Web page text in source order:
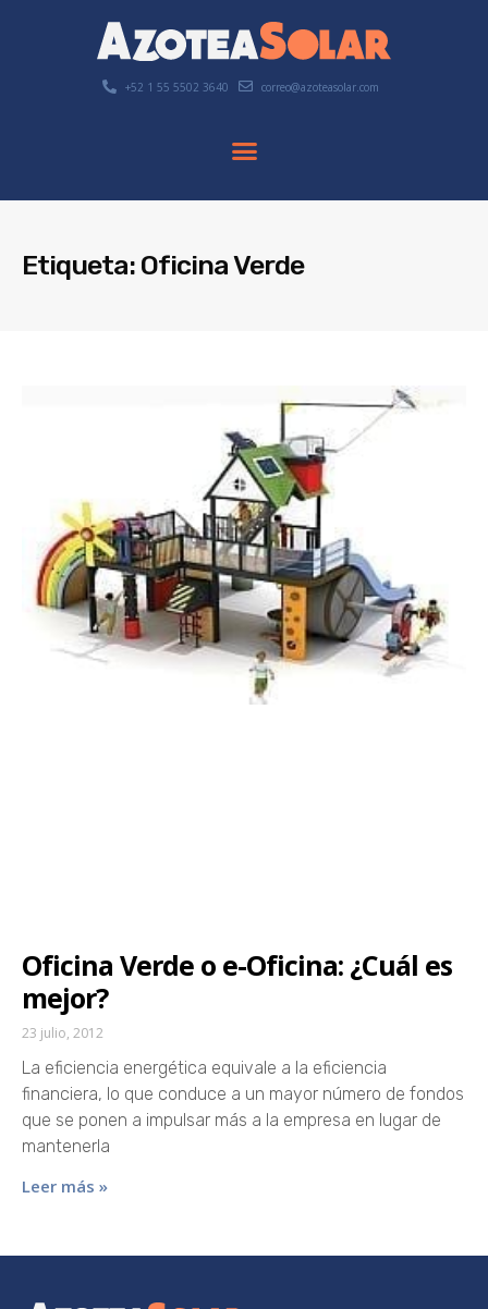
+52 1 55 5502 3640 correo@azoteasolar.com
Etiqueta: Oficina Verde
Oficina Verde o e-Oficina: ¿Cuál es
mejor?
23 julio, 2012
La eficiencia energética equivale a la eficiencia
financiera, lo que conduce a un mayor número de fondos
que se ponen a impulsar más a la empresa en lugar de
mantenerla
Leer más »